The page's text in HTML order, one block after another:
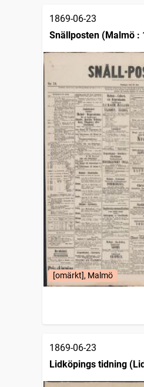
1869-06-23
Snällposten (Malmö :
[omärkt], Malmö
1869-06-23
Lidköpings tidning